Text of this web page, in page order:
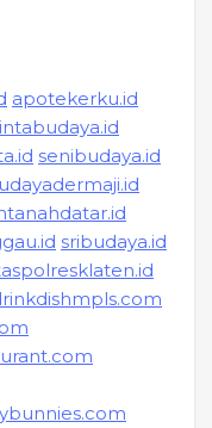
apotekerku.id
senibudaya.id
sribudaya.id